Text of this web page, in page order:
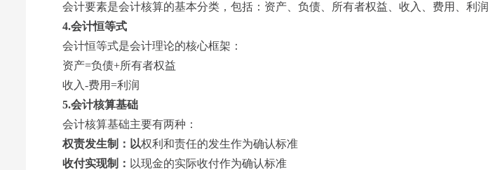
会计要素是会计核算的基本分类，包括：资产、负债、所有者权益、收入、费用、利润
4.会计恒等式
会计恒等式是会计理论的核心框架：
资产=负债+所有者权益
收入-费用=利润
5.会计核算基础
会计核算基础主要有两种：
权责发生制‌：以权利和责任的发生作为确认标准
收付实现制‌： 以现金的实际收付作为确认标准